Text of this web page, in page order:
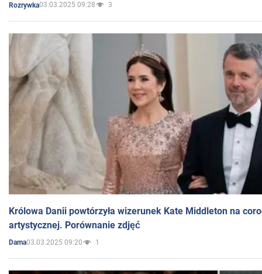
Rozrywka03.03.2025 09:28 3
Królowa Danii powtórzyła wizerunek Kate Middleton na
artystycznej. Porównanie zdjęć
Dama03.03.2025 09:20 1